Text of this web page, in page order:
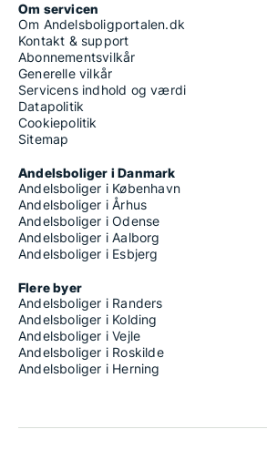
Om servicen
Om Andelsboligportalen.dk
Kontakt & support
Abonnementsvilkår
Generelle vilkår
Servicens indhold og værdi
Datapolitik
Cookiepolitik
Sitemap
Andelsboliger i Danmark
Andelsboliger i København
Andelsboliger i Århus
Andelsboliger i Odense
Andelsboliger i Aalborg
Andelsboliger i Esbjerg
Flere byer
Andelsboliger i Randers
Andelsboliger i Kolding
Andelsboliger i Vejle
Andelsboliger i Roskilde
Andelsboliger i Herning